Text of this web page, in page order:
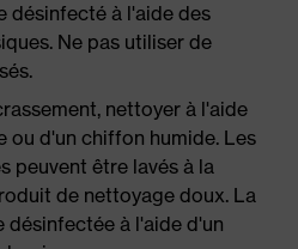
désinfecté à l'aide des
Ne pas utiliser de
nettoyer à l'aide
ou d'un chiffon humide. Les
peuvent être lavés à la
de nettoyage doux. La
à l'aide d'un